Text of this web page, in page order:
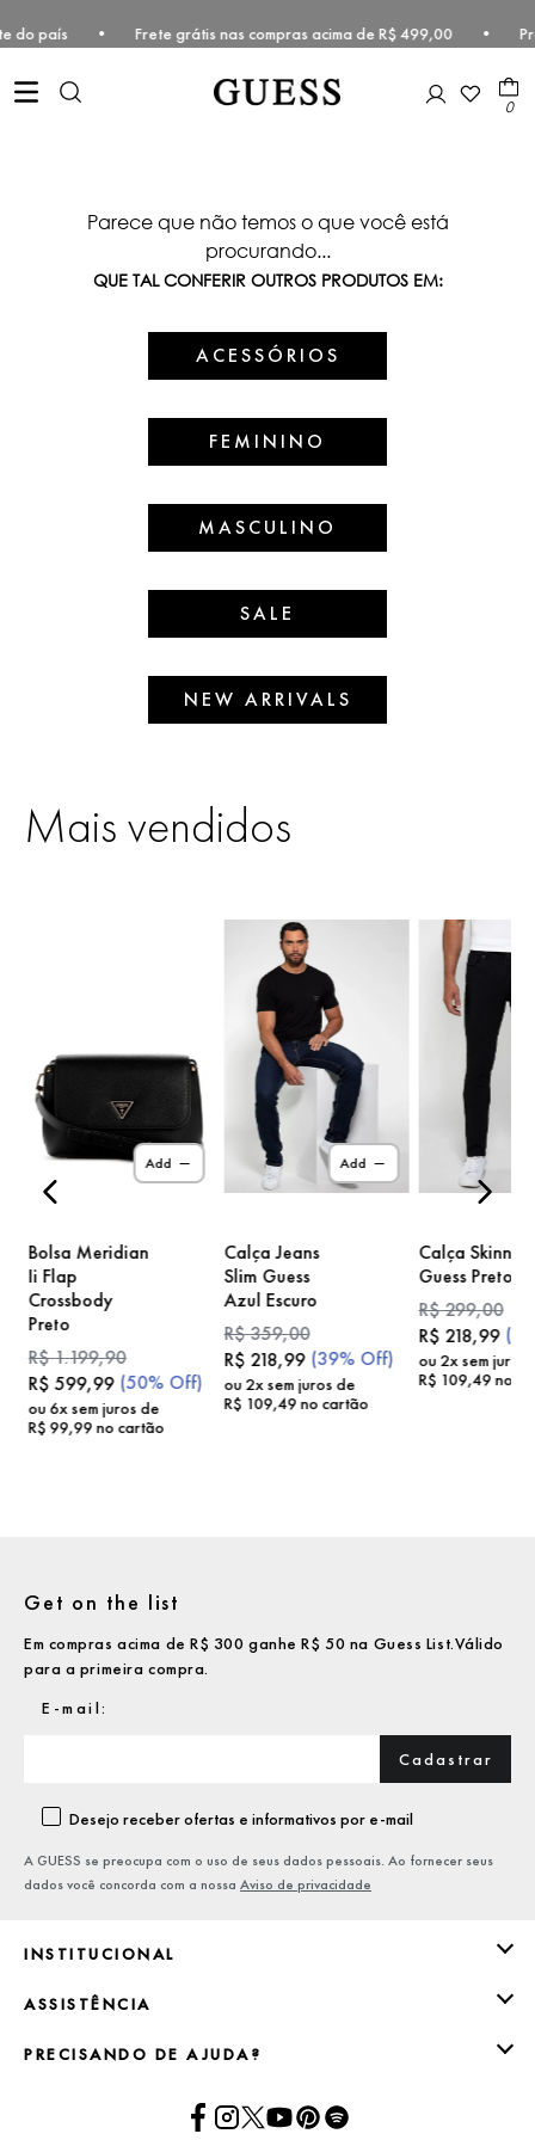
do país • Frete grátis nas compras acima de R$ 499,00
0
Parece que não temos o que você está
procurando...
QUE TAL CONFERIR OUTROS PRODUTOS EM:
ACESSÓRIOS
FEMININO
MASCULINO
SALE
NEW ARRIVALS
Mais vendidos
Add
Bolsa Meridian
Ii Flap
Crossbody
Preto
R$1.199,90
R$ 599,99 (50% Off)
ou 6x sem juros de
R$ 99,99no cartão
Add
Calça Jeans
Slim Guess
Azul Escuro
R$359,00
R$ 218,99 (39% Off)
ou2x sem juros de
R$ 109,49no cartão
Calça Skinny
Guess Preto
R$299,00
R$ 218,99 (
ou 2x sem juros
R$ 109,49no
INSTITUCIONAL
ASSISTÊNCIA
PRECISANDO DE AJUDA?
Get on the list
Em compras acima de R$ 300 ganhe R$ 50 na Guess List.Válido
para a primeira compra.
Cadastrar
Desejo receber ofertas e informativos por e-mail
A GUESS se preocupa com o uso de seus dados pessoais. Ao fornecer seus
dados você concorda com a nossa Aviso de privacidade